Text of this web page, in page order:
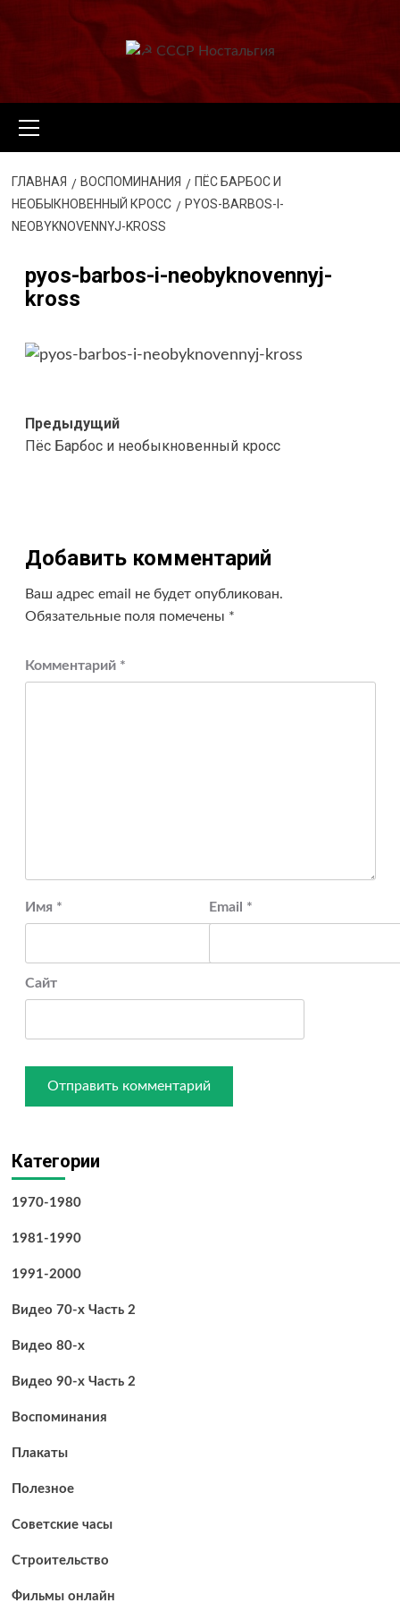
меню
ГЛАВНАЯ ВОСПОМИНАНИЯ
ПЁС БАРБОС И
НЕОБЫКНОВЕННЫЙ КРОСС
PYOS-BARBOS-I-
NEOBYKNOVENNYJ-KROSS
pyos-barbos-i-neobyknovennyj-
kross
Навигация
записи
Предыдущий
Пёс Барбос и необыкновенный кросс
Добавить комментарий
Ваш адрес email не будет опубликован.
Обязательные поля помечены *
Комментарий *
Имя * Email *
Сайт
Категории
1970-1980
1981-1990
1991-2000
Видео 70-х Часть 2
Видео 80-х
Видео 90-х Часть 2
Воспоминания
Плакаты
Полезное
Советские часы
Строительство
Фильмы онлайн